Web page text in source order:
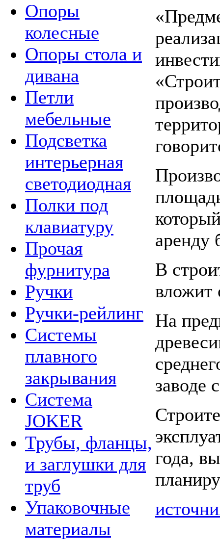
Опоры
колесные
Опоры стола и
дивана
Петли
мебельные
Подсветка
интерьерная
светодиодная
Полки под
клавиатуру
Прочая
фурнитура
Ручки
Ручки-рейлинг
Системы
плавного
закрывания
Система
JOKER
Трубы, фланцы,
и заглушки для
труб
Упаковочные
материалы
аренду
В
вложит
На
заводе
года,